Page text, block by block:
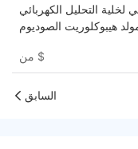
التحليل الكهربائي
هيبوكلوريت الصوديوم
$
السابق